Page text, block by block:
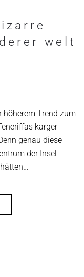
welt
Trend zum
karger
genau diese
der Insel